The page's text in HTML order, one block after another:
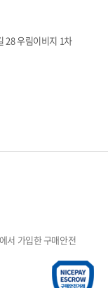
28 우림이비지 1차
서 가입한 구매안전